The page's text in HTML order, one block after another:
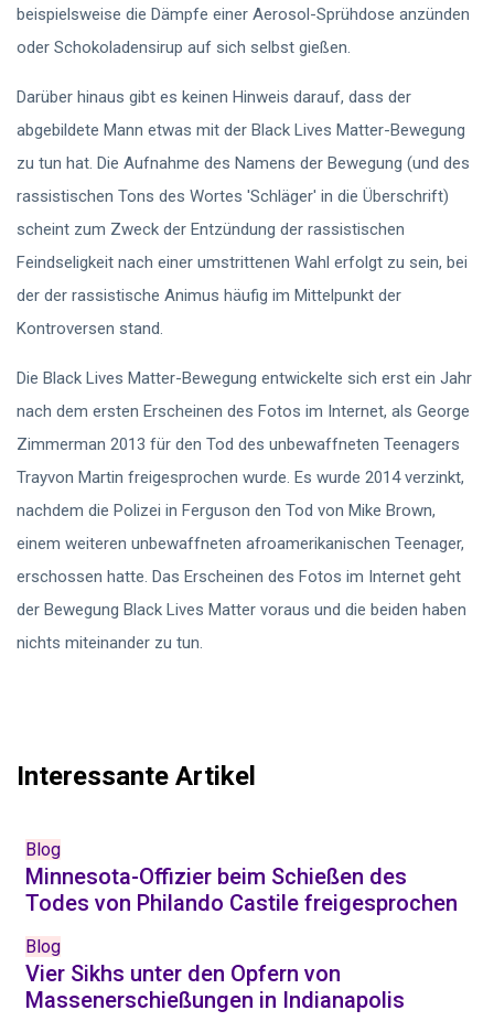
beispielsweise die Dämpfe einer Aerosol-Sprühdose anzünden
oder Schokoladensirup auf sich selbst gießen.
Darüber hinaus gibt es keinen Hinweis darauf, dass der
abgebildete Mann etwas mit der Black Lives Matter-Bewegung
zu tun hat. Die Aufnahme des Namens der Bewegung (und des
rassistischen Tons des Wortes 'Schläger' in die Überschrift)
scheint zum Zweck der Entzündung der rassistischen
Feindseligkeit nach einer umstrittenen Wahl erfolgt zu sein, bei
der der rassistische Animus häufig im Mittelpunkt der
Kontroversen stand.
Die Black Lives Matter-Bewegung entwickelte sich erst ein Jahr
nach dem ersten Erscheinen des Fotos im Internet, als George
Zimmerman 2013 für den Tod des unbewaffneten Teenagers
Trayvon Martin freigesprochen wurde. Es wurde 2014 verzinkt,
nachdem die Polizei in Ferguson den Tod von Mike Brown,
einem weiteren unbewaffneten afroamerikanischen Teenager,
erschossen hatte. Das Erscheinen des Fotos im Internet geht
der Bewegung Black Lives Matter voraus und die beiden haben
nichts miteinander zu tun.
Interessante Artikel
Blog
Minnesota-Offizier beim Schießen des
Todes von Philando Castile freigesprochen
Blog
Vier Sikhs unter den Opfern von
Massenerschießungen in Indianapolis